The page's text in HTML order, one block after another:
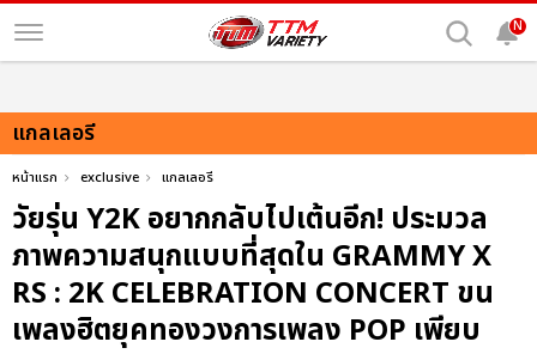
N
แกลเลอรี
หน้าแรก exclusive แกลเลอรี
วัยรุ่น Y2K อยากกลับไปเต้นอีก! ประมวล
ภาพความสนุกแบบที่สุดใน GRAMMY X
RS : 2K CELEBRATION CONCERT ขน
เพลงฮิตยุคทองวงการเพลง POP เพียบ